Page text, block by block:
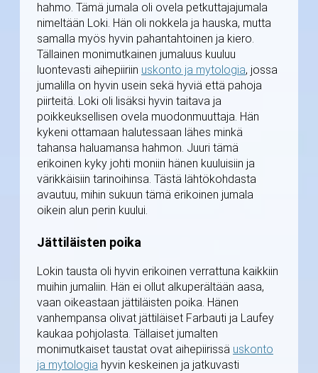
hahmo. Tämä jumala oli ovela petkuttajajumala
nimeltään Loki. Hän oli nokkela ja hauska, mutta
samalla myös hyvin pahantahtoinen ja kiero.
Tällainen monimutkainen jumaluus kuuluu
luontevasti aihepiiriin uskonto ja mytologia, jossa
jumalilla on hyvin usein sekä hyviä että pahoja
piirteitä. Loki oli lisäksi hyvin taitava ja
poikkeuksellisen ovela muodonmuuttaja. Hän
kykeni ottamaan halutessaan lähes minkä
tahansa haluamansa hahmon. Juuri tämä
erikoinen kyky johti moniin hänen kuuluisiin ja
värikkäisiin tarinoihinsa. Tästä lähtökohdasta
avautuu, mihin sukuun tämä erikoinen jumala
oikein alun perin kuului.
Jättiläisten poika
Lokin tausta oli hyvin erikoinen verrattuna kaikkiin
muihin jumaliin. Hän ei ollut alkuperältään aasa,
vaan oikeastaan jättiläisten poika. Hänen
vanhempansa olivat jättiläiset Farbauti ja Laufey
kaukaa pohjolasta. Tällaiset jumalten
monimutkaiset taustat ovat aihepiirissä uskonto
ja mytologia hyvin keskeinen ja jatkuvasti